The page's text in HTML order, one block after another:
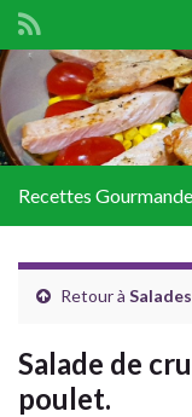
Search
Recettes
Retour à
Salade de
poulet.